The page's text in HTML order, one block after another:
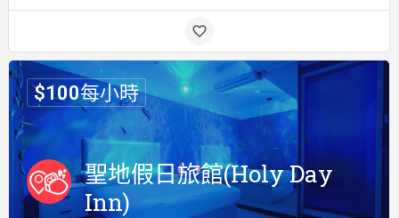
聖地假日旅館(Holy Day
Inn)
$100每小時